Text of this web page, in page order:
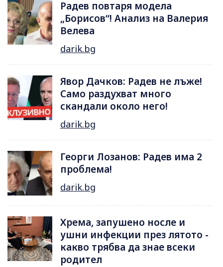
Радев повтаря модела
„Борисов“! Анализ на Валерия
Велева
darik.bg
Явор Дачков: Радев не лъже!
Само раздухват много
скандали около него!
darik.bg
Георги Лозанов: Радев има 2
проблема!
darik.bg
Хрема, запушено носле и
ушни инфекции през лятотo -
какво трябва да знае всеки
родител